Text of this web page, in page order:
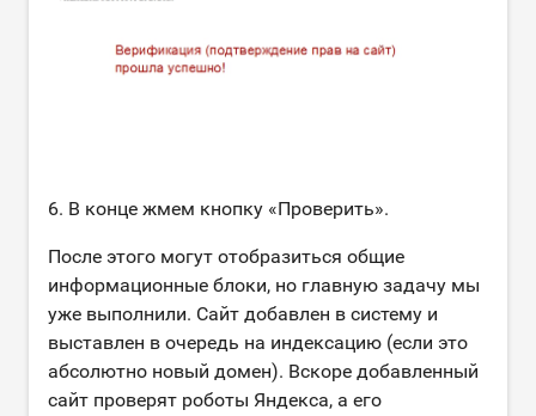
6. В конце жмем кнопку «Проверить».
После этого могут отобразиться общие
информационные блоки, но главную задачу мы
уже выполнили. Сайт добавлен в систему и
выставлен в очередь на индексацию (если это
абсолютно новый домен). Вскоре добавленный
сайт проверят роботы Яндекса, а его